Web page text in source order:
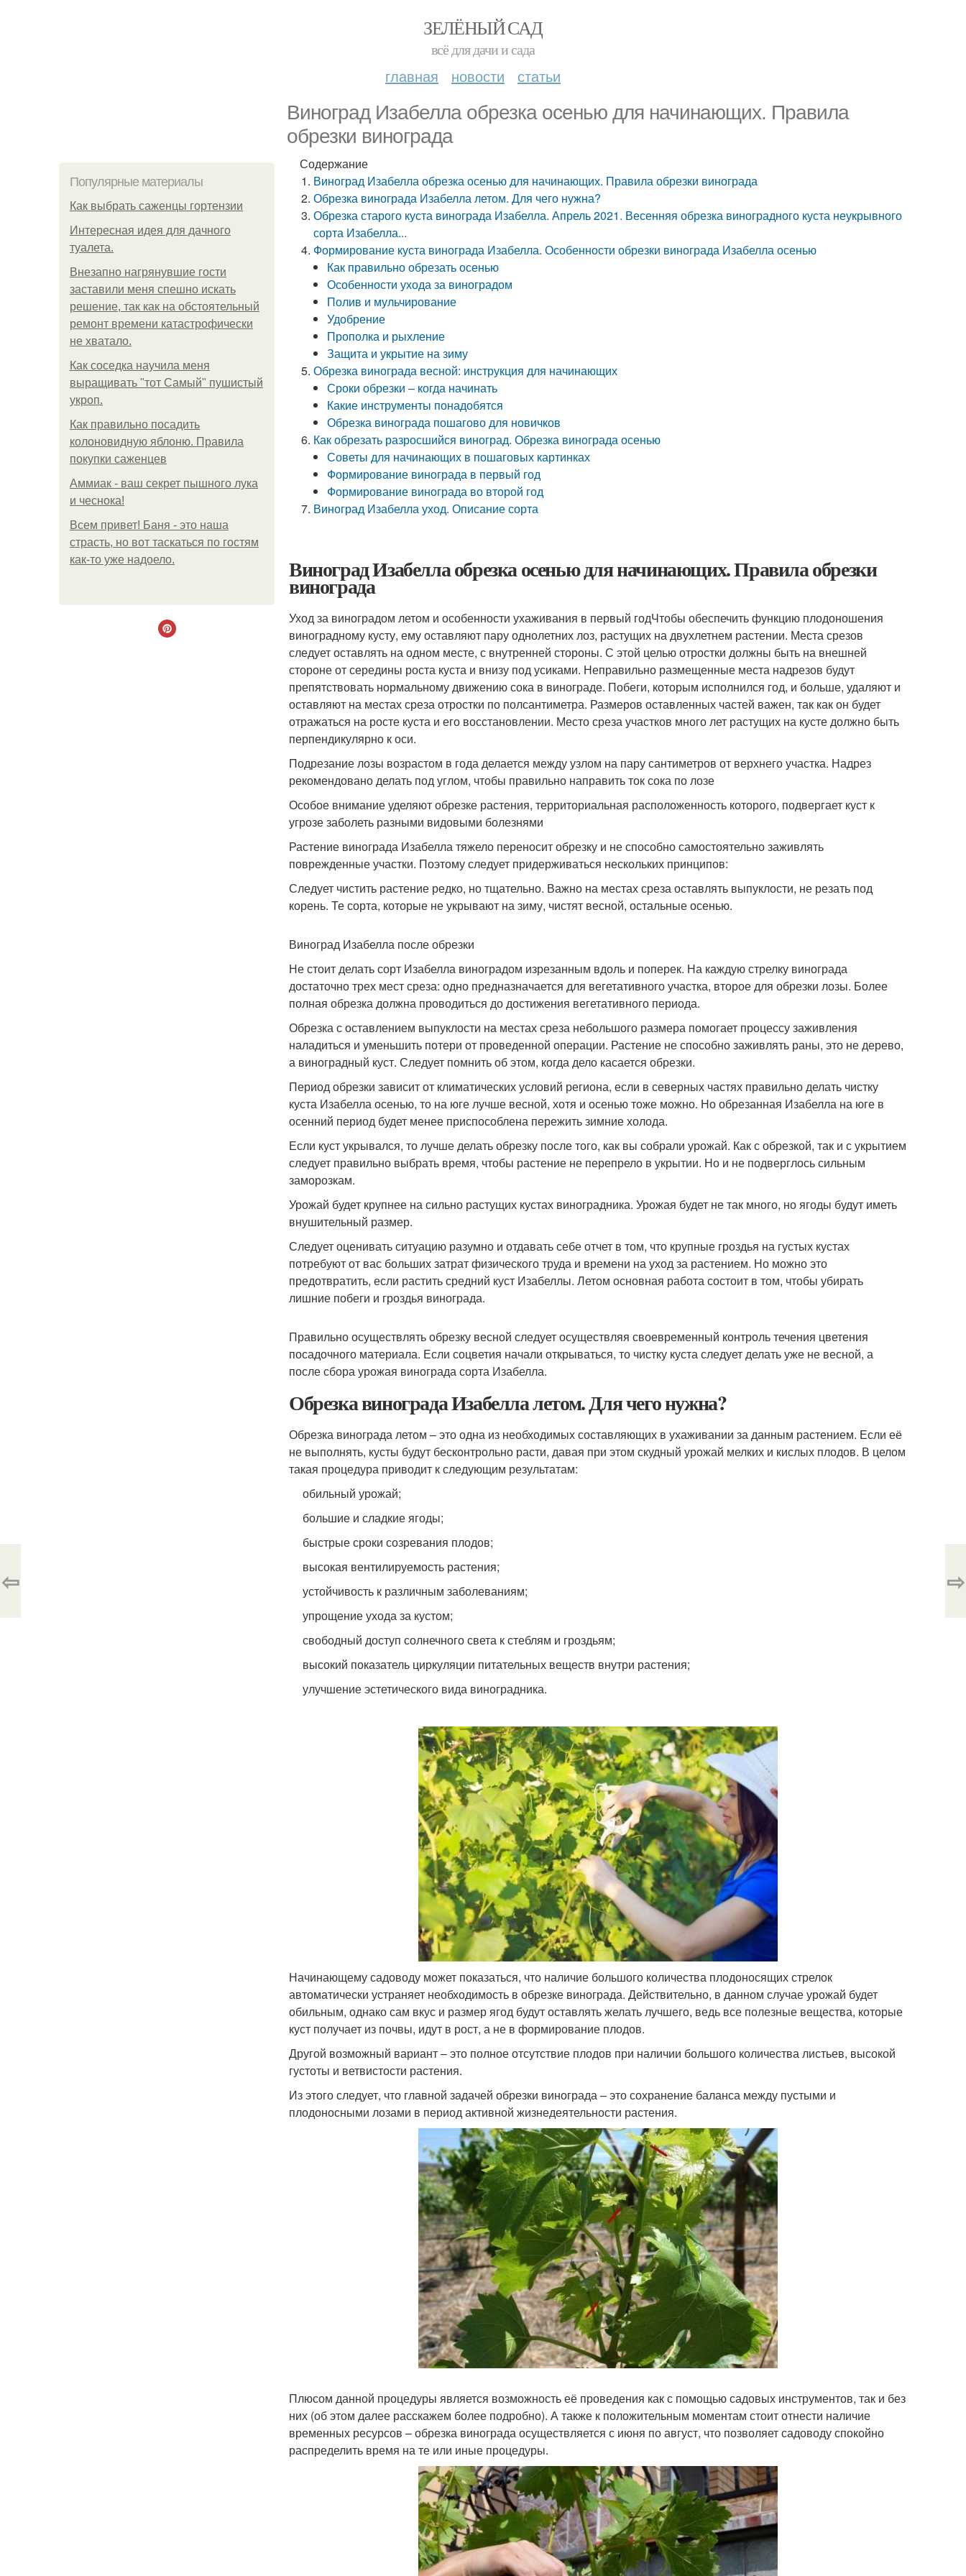
ЗЕЛЁНЫЙ САД
всё для дачи и сада
главная новости статьи
Виноград Изабелла обрезка осенью для начинающих. Правила
обрезки винограда
Популярные материалы
Как выбрать саженцы гортензии
Интересная идея для дачного
туалета.
Внезапно нагрянувшие гости
заставили меня спешно искать
решение, так как на обстоятельный
ремонт времени катастрофически
не хватало.
Как соседка научила меня
выращивать "тот Самый" пушистый
укроп.
Как правильно посадить
колоновидную яблоню. Правила
покупки саженцев
Аммиак - ваш секрет пышного лука
и чеснока!
Всем привет! Баня - это наша
страсть, но вот таскаться по гостям
как-то уже надоело.
Содержание
Виноград Изабелла обрезка осенью для начинающих. Правила обрезки винограда
Обрезка винограда Изабелла летом. Для чего нужна?
Обрезка старого куста винограда Изабелла. Апрель 2021. Весенняя обрезка виноградного куста неукрывного
сорта Изабелла...
Формирование куста винограда Изабелла. Особенности обрезки винограда Изабелла осенью
Как правильно обрезать осенью
Особенности ухода за виноградом
Полив и мульчирование
Удобрение
Прополка и рыхление
Защита и укрытие на зиму
Обрезка винограда весной: инструкция для начинающих
Сроки обрезки – когда начинать
Какие инструменты понадобятся
Обрезка винограда пошагово для новичков
Как обрезать разросшийся виноград. Обрезка винограда осенью
Советы для начинающих в пошаговых картинках
Формирование винограда в первый год
Формирование винограда во второй год
Виноград Изабелла уход. Описание сорта
Виноград Изабелла обрезка осенью для начинающих. Правила обрезки
винограда
Уход за виноградом летом и особенности ухаживания в первый годЧтобы обеспечить функцию плодоношения
виноградному кусту, ему оставляют пару однолетних лоз, растущих на двухлетнем растении. Места срезов
следует оставлять на одном месте, с внутренней стороны. С этой целью отростки должны быть на внешней
стороне от середины роста куста и внизу под усиками. Неправильно размещенные места надрезов будут
препятствовать нормальному движению сока в винограде. Побеги, которым исполнился год, и больше, удаляют и
оставляют на местах среза отростки по полсантиметра. Размеров оставленных частей важен, так как он будет
отражаться на росте куста и его восстановлении. Место среза участков много лет растущих на кусте должно быть
перпендикулярно к оси.
Подрезание лозы возрастом в года делается между узлом на пару сантиметров от верхнего участка. Надрез
рекомендовано делать под углом, чтобы правильно направить ток сока по лозе
Особое внимание уделяют обрезке растения, территориальная расположенность которого, подвергает куст к
угрозе заболеть разными видовыми болезнями
Растение винограда Изабелла тяжело переносит обрезку и не способно самостоятельно заживлять
поврежденные участки. Поэтому следует придерживаться нескольких принципов:
Следует чистить растение редко, но тщательно. Важно на местах среза оставлять выпуклости, не резать под
корень. Те сорта, которые не укрывают на зиму, чистят весной, остальные осенью.
Виноград Изабелла после обрезки
Не стоит делать сорт Изабелла виноградом изрезанным вдоль и поперек. На каждую стрелку винограда
достаточно трех мест среза: одно предназначается для вегетативного участка, второе для обрезки лозы. Более
полная обрезка должна проводиться до достижения вегетативного периода.
Обрезка с оставлением выпуклости на местах среза небольшого размера помогает процессу заживления
наладиться и уменьшить потери от проведенной операции. Растение не способно заживлять раны, это не дерево,
а виноградный куст. Следует помнить об этом, когда дело касается обрезки.
Период обрезки зависит от климатических условий региона, если в северных частях правильно делать чистку
куста Изабелла осенью, то на юге лучше весной, хотя и осенью тоже можно. Но обрезанная Изабелла на юге в
осенний период будет менее приспособлена пережить зимние холода.
Если куст укрывался, то лучше делать обрезку после того, как вы собрали урожай. Как с обрезкой, так и с укрытием
следует правильно выбрать время, чтобы растение не перепрело в укрытии. Но и не подверглось сильным
заморозкам.
Урожай будет крупнее на сильно растущих кустах виноградника. Урожая будет не так много, но ягоды будут иметь
внушительный размер.
Следует оценивать ситуацию разумно и отдавать себе отчет в том, что крупные гроздья на густых кустах
потребуют от вас больших затрат физического труда и времени на уход за растением. Но можно это
предотвратить, если растить средний куст Изабеллы. Летом основная работа состоит в том, чтобы убирать
лишние побеги и гроздья винограда.
Правильно осуществлять обрезку весной следует осуществляя своевременный контроль течения цветения
посадочного материала. Если соцветия начали открываться, то чистку куста следует делать уже не весной, а
после сбора урожая винограда сорта Изабелла.
Обрезка винограда Изабелла летом. Для чего нужна?
Обрезка винограда летом – это одна из необходимых составляющих в ухаживании за данным растением. Если её
не выполнять, кусты будут бесконтрольно расти, давая при этом скудный урожай мелких и кислых плодов. В целом
такая процедура приводит к следующим результатам:
обильный урожай;
большие и сладкие ягоды;
быстрые сроки созревания плодов;
высокая вентилируемость растения;
устойчивость к различным заболеваниям;
упрощение ухода за кустом;
свободный доступ солнечного света к стеблям и гроздьям;
высокий показатель циркуляции питательных веществ внутри растения;
улучшение эстетического вида виноградника.
Начинающему садоводу может показаться, что наличие большого количества плодоносящих стрелок
автоматически устраняет необходимость в обрезке винограда. Действительно, в данном случае урожай будет
обильным, однако сам вкус и размер ягод будут оставлять желать лучшего, ведь все полезные вещества, которые
куст получает из почвы, идут в рост, а не в формирование плодов.
Другой возможный вариант – это полное отсутствие плодов при наличии большого количества листьев, высокой
густоты и ветвистости растения.
Из этого следует, что главной задачей обрезки винограда – это сохранение баланса между пустыми и
плодоносными лозами в период активной жизнедеятельности растения.
Плюсом данной процедуры является возможность её проведения как с помощью садовых инструментов, так и без
них (об этом далее расскажем более подробно). А также к положительным моментам стоит отнести наличие
временных ресурсов – обрезка винограда осуществляется с июня по август, что позволяет садоводу спокойно
распределить время на те или иные процедуры.
⇦ ⇨